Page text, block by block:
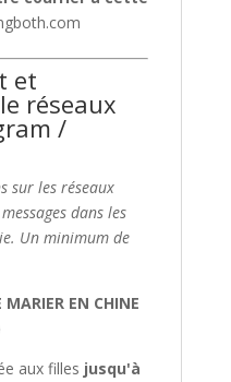
et
réseaux
/
sur les réseaux
dans les
Un minimum de
EN CHINE
aux filles jusqu'à